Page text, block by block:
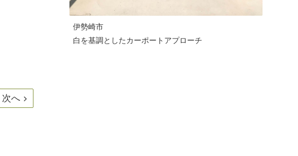
伊勢崎市
白を基調としたカーポートアプローチ
次へ